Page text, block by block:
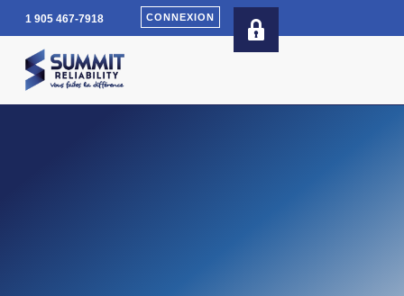
contenu
principal
1 905 467-7918 CONNEXION